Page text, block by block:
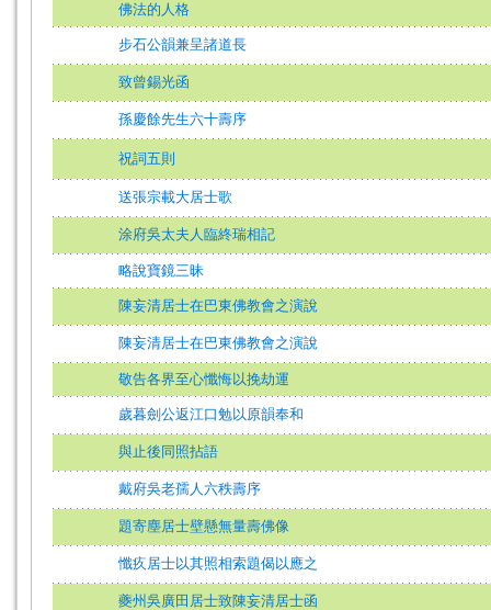
佛法的人格
步石公韻兼呈諸道長
致曾錫光函
孫慶餘先生六十壽序
祝詞五則
送張宗載大居士歌
涂府吳太夫人臨終瑞相記
略說寶鏡三昧
陳妄清居士在巴東佛教會之演說
陳妄清居士在巴東佛教會之演說
敬告各界至心懺悔以挽劫運
歲暮劍公返江口勉以原韻奉和
與止後同照拈語
戴府吳老孺人六秩壽序
題寄塵居士壁懸無量壽佛像
懺疚居士以其照相索題偈以應之
夔州吳廣田居士致陳妄清居士函